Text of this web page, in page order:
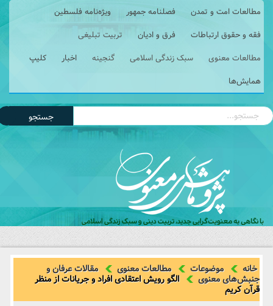
مطالعات امت و تمدن فصلنامه جمهور
ویژه‌نامه فلسطین
فقه و حقوق ارتباطات
فرق و ادیان
تربیت تبلیغی
مطالعات معنوی
سبک زندگی اسلامی گنجینه اخبار
کلیپ
همایش‌ها
جستجو
خانه موضوعات مطالعات معنوی مقالات عرفان و
جنبش‌های معنوی الگو رویش اعتقادی افراد و جریانات از منظر
قرآن کریم